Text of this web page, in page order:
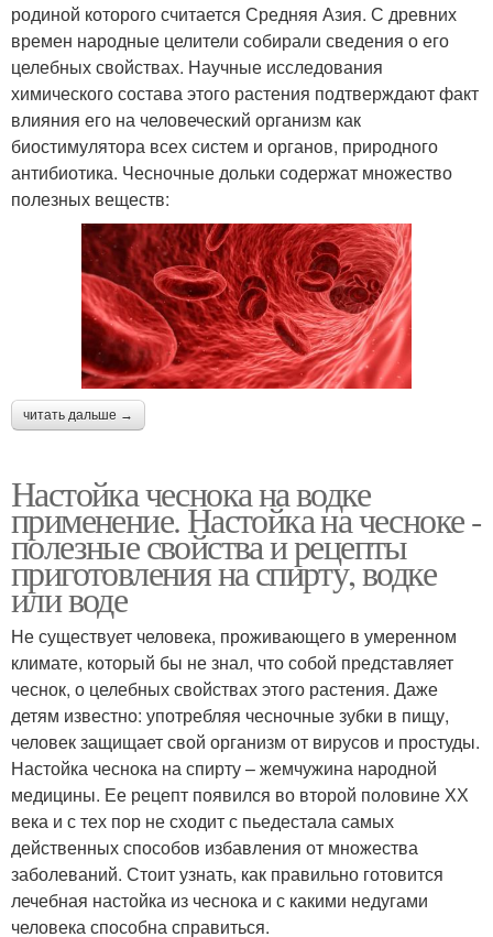
родиной которого считается Средняя Азия. С древних
времен народные целители собирали сведения о его
целебных свойствах. Научные исследования
химического состава этого растения подтверждают факт
влияния его на человеческий организм как
биостимулятора всех систем и органов, природного
антибиотика. Чесночные дольки содержат множество
полезных веществ:
читать дальше →
Настойка чеснока на водке
применение. Настойка на чесноке -
полезные свойства и рецепты
приготовления на спирту, водке
или воде
Не существует человека, проживающего в умеренном
климате, который бы не знал, что собой представляет
чеснок, о целебных свойствах этого растения. Даже
детям известно: употребляя чесночные зубки в пищу,
человек защищает свой организм от вирусов и простуды.
Настойка чеснока на спирту – жемчужина народной
медицины. Ее рецепт появился во второй половине ХХ
века и с тех пор не сходит с пьедестала самых
действенных способов избавления от множества
заболеваний. Стоит узнать, как правильно готовится
лечебная настойка из чеснока и с какими недугами
человека способна справиться.